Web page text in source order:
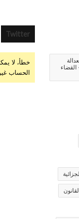
القضاء
Twitter
خطأ، لا
الحساب